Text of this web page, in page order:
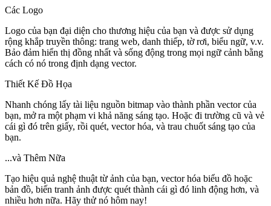
Các Logo
Logo của bạn đại diện cho thương hiệu của bạn và được sử dụng
rộng khắp truyền thông: trang web, danh thiếp, tờ rơi, biểu ngữ, v.v.
Bảo đảm hiển thị đồng nhất và sống động trong mọi ngữ cảnh bằng
cách có nó trong định dạng vector.
Thiết Kế Đồ Họa
Nhanh chóng lấy tài liệu nguồn bitmap vào thành phần vector của
bạn, mở ra một phạm vi khả năng sáng tạo. Hoặc đi trường cũ và vẻ
cái gì đó trên giấy, rồi quét, vector hóa, và trau chuốt sáng tạo của
bạn.
...và Thêm Nữa
Tạo hiệu quả nghệ thuật từ ảnh của bạn, vector hóa biểu đồ hoặc
bản đồ, biến tranh ảnh được quét thành cái gì đó linh động hơn, và
nhiều hơn nữa. Hãy thử nó hôm nay!